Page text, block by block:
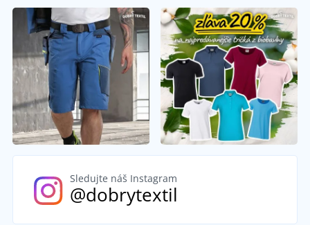
Sledujte náš Instagram
@dobrytextil